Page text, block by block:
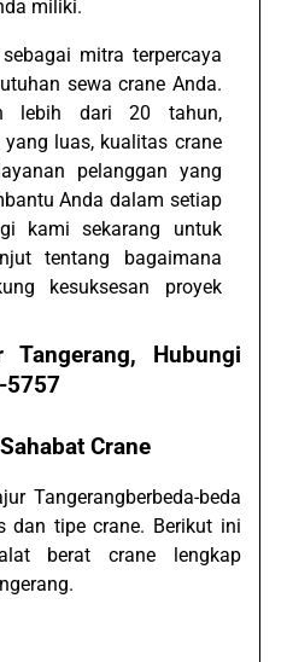
miliki.
mitra terpercaya
sewa crane Anda.
lebih dari 20 tahun,
luas, kualitas crane
pelanggan yang
Anda dalam setiap
kami sekarang untuk
tentang bagaimana
kesuksesan proyek
Tangerang, Hubungi
5757
Crane
Tangerangberbeda-beda
dan tipe crane. Berikut ini
berat crane lengkap